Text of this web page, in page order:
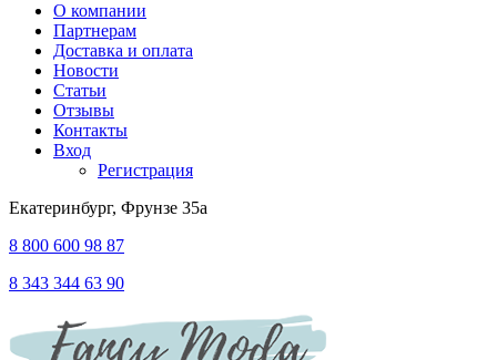
О компании
Партнерам
Доставка и оплата
Новости
Статьи
Отзывы
Контакты
Вход
Регистрация
Екатеринбург, Фрунзе 35а
8 800 600 98 87
8 343 344 63 90